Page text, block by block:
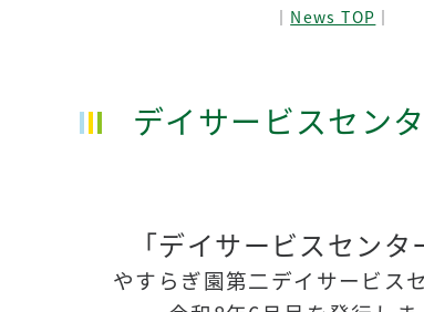
│ News TOP │
デイサービスセン
「デイサービスセン
やすらぎ園第二デイサービス